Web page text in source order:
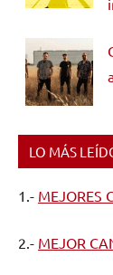
LO MÁS
1.- MEJORES
2.- MEJOR